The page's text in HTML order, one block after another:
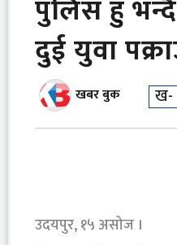
पुलिस हुँ
दुई युवा
खबर बुक ख-
उदयपुर, १५ असोज ।